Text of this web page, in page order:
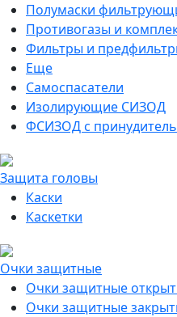
Полумаски
Противогазы и
Фильтры и
Еще
Самоспасатели
Изолирующие СИЗОД
ФСИЗОД с
Защита головы
Каски
Каскетки
Очки защитные
Очки защитные
Очки защитные